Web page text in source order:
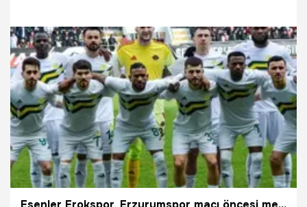
23.03.2026 Şampiy10